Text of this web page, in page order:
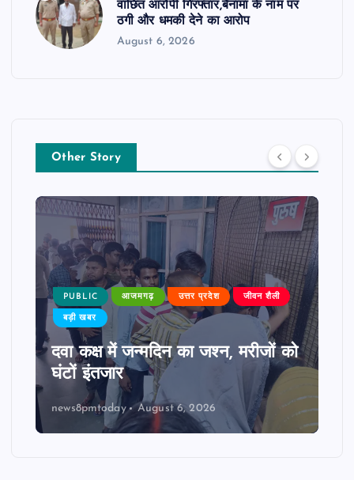
वांछित आरोपी गिरफ्तार,बैनामा के नाम पर
ठगी और धमकी देने का आरोप
August 6, 2026
Other Story
PUBLIC आजमगढ़ उत्तर प्रदेश जीवन शैली
बड़ी खबर
दवा कक्ष में जन्मदिन का जश्न, मरीजों को
घंटों इंतजार
news8pmtoday August 6, 2026